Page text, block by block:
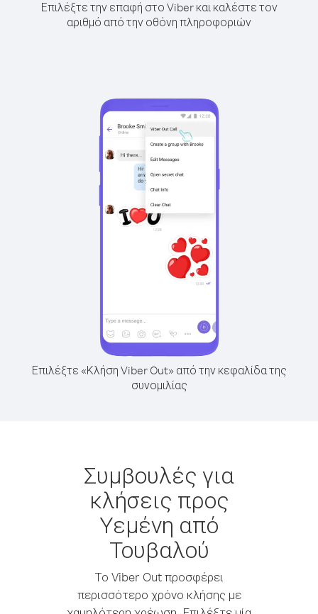
Επιλέξτε την επαφή στο Viber και καλέστε τον
αριθμό από την οθόνη πληροφοριών
Επιλέξτε «Κλήση Viber Out» από την κεφαλίδα της
συνομιλίας
Συμβουλές για
κλήσεις προς
Υεμένη από
Τουβαλού
Το Viber Out προσφέρει
περισσότερο χρόνο κλήσης με